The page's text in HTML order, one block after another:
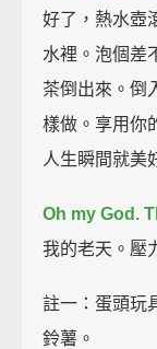
好了，熱水壺
水裡。泡個差
茶倒出來。倒
樣做。享用你
人生瞬間就美
Oh my God.
我的老天。壓
註一：蛋頭玩
鈴薯。